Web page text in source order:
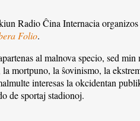
Radio Ĉina Internacia
Folio.
al malnova specio, sed
mortpuno, la ŝovinismo, la
interesas la okcidentan
de sportaj stadionoj.